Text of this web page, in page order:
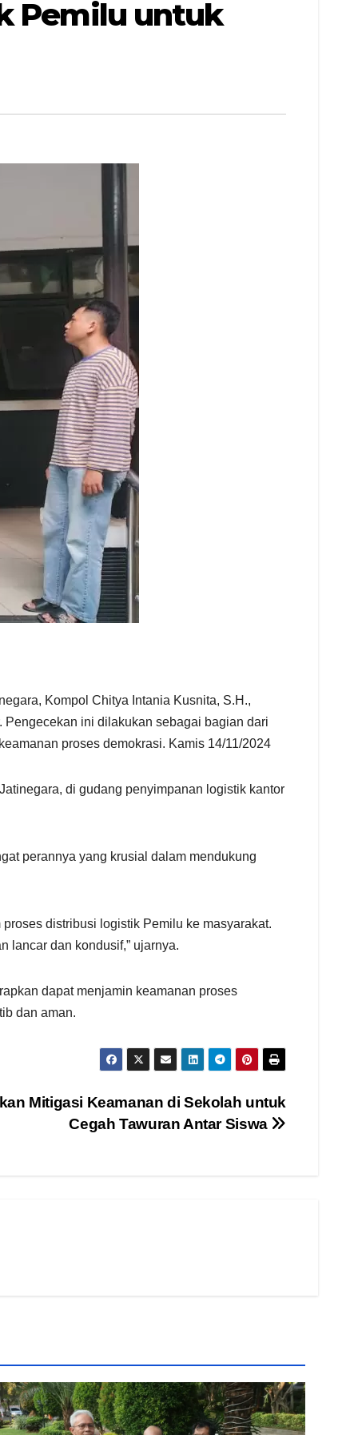
Pemilu untuk
Kompol Chitya Intania Kusnita, S.H.,
ini dilakukan sebagai bagian dari
proses demokrasi. Kamis 14/11/2024
di gudang penyimpanan logistik kantor
perannya yang krusial dalam mendukung
distribusi logistik Pemilu ke masyarakat.
lancar dan kondusif,” ujarnya.
dapat menjamin keamanan proses
dan aman.
Mitigasi Keamanan di Sekolah untuk
Cegah Tawuran Antar Siswa